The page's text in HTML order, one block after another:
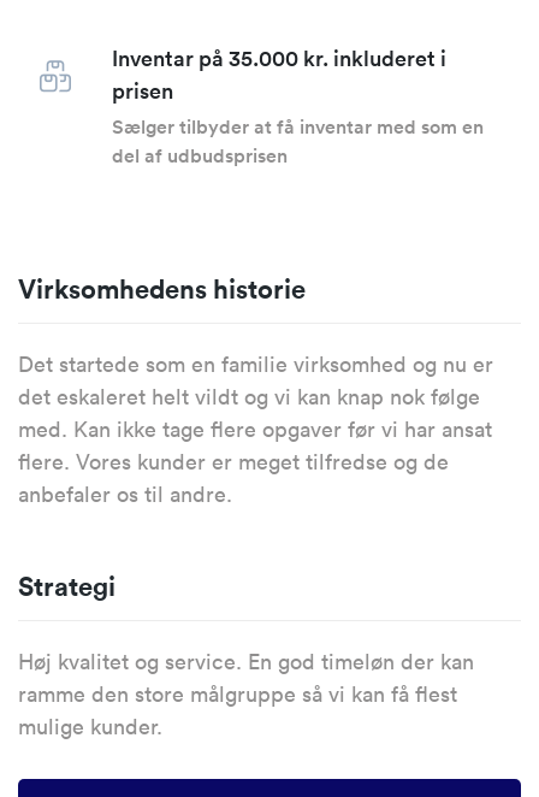
Inventar på 35.000 kr. inkluderet i
prisen
Sælger tilbyder at få inventar med som en
del af udbudsprisen
Virksomhedens historie
Det startede som en familie virksomhed og nu er
det eskaleret helt vildt og vi kan knap nok følge
med. Kan ikke tage flere opgaver før vi har ansat
flere. Vores kunder er meget tilfredse og de
anbefaler os til andre.
Strategi
Høj kvalitet og service. En god timeløn der kan
ramme den store målgruppe så vi kan få flest
mulige kunder.